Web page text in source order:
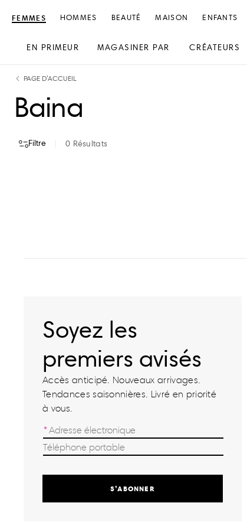
FEMMES
EN PRIMEUR MAGASINER PAR CRÉATEURS
HOMMES BEAUTÉ MAISON ENFANTS
PAGE D’ACCUEIL
Baina
Filtre 0 Résultats
Soyez les
premiers avisés
Accès anticipé. Nouveaux arrivages.
Tendances saisonnières. Livré en priorité
à vous.
S’ABONNER